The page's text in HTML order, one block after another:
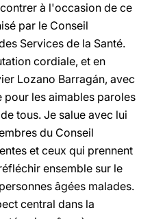
à l'occasion de ce
par le Conseil
Services de la Santé.
cordiale, et en
Lozano Barragán, avec
pour les aimables paroles
tous. Je salue avec lui
du Conseil
et ceux qui prennent
ensemble sur le
âgées malades.
central dans la